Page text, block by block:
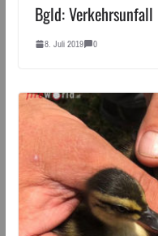
Bgld:
8. Juli 2019 0